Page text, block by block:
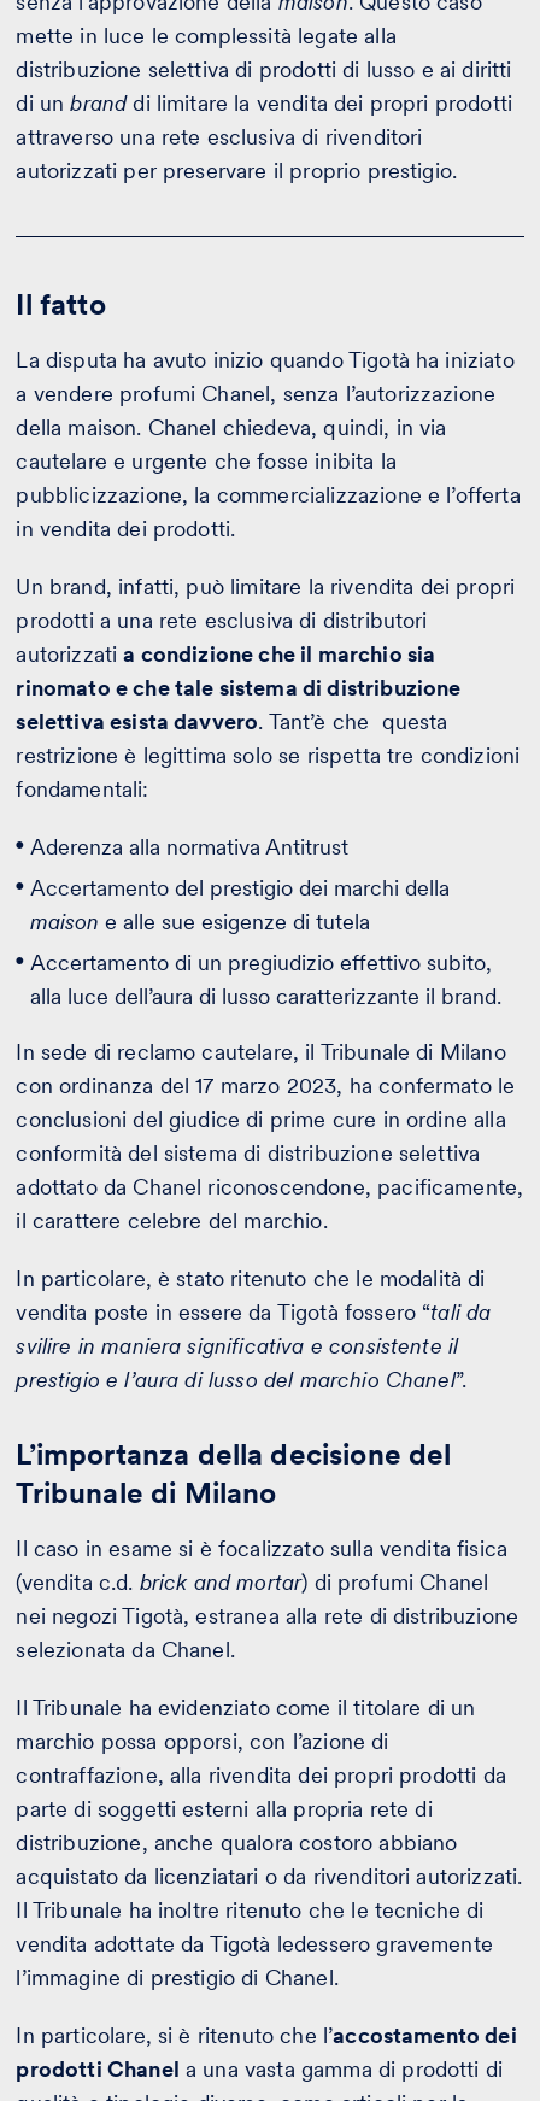
mette in luce le complessità legate alla
distribuzione selettiva di prodotti di lusso e ai diritti
di unbranddi limitare la vendita dei propri prodotti
attraverso una rete esclusiva di rivenditori
autorizzati per preservare il proprio prestigio.
Il fatto
La disputa ha avuto inizio quando Tigotà ha iniziato
a vendere profumi Chanel, senza l’autorizzazione
della maison. Chanel chiedeva, quindi, in via
cautelare e urgente che fosse inibita la
pubblicizzazione, la commercializzazione e l’offerta
in vendita dei prodotti.
Un brand, infatti, può limitare la rivendita dei propri
prodotti a una rete esclusiva di distributori
autorizzatia condizione che il marchio sia
rinomato e che tale sistema di distribuzione
selettiva esista davvero. Tant’è che questa
restrizione è legittima solo se rispetta tre condizioni
fondamentali:
Aderenza alla normativa Antitrust
Accertamento del prestigio dei marchi della
maison e alle sue esigenze di tutela
Accertamento di un pregiudizio effettivo subito,
alla luce dell’aura di lusso caratterizzante il brand.
In sede di reclamo cautelare, il Tribunale di Milano
con ordinanza del 17 marzo 2023, ha confermato le
conclusioni del giudice di prime cure in ordine alla
conformità del sistema di distribuzione selettiva
adottato da Chanel riconoscendone, pacificamente,
il carattere celebre del marchio.
In particolare, è stato ritenuto che le modalità di
vendita poste in essere da Tigotà fossero “tali da
svilire in maniera significativa e consistente il
prestigio e l’aura di lusso del marchio Chanel”.
L’importanza della decisione del
Tribunale di Milano
Il caso in esame si è focalizzato sulla vendita fisica
(vendita c.d. brick and mortar) di profumi Chanel
nei negozi Tigotà, estranea alla rete di distribuzione
selezionata da Chanel.
Il Tribunale ha evidenziato come il titolare di un
marchio possa opporsi, con l’azione di
contraffazione, alla rivendita dei propri prodotti da
parte di soggetti esterni alla propria rete di
distribuzione, anche qualora costoro abbiano
acquistato da licenziatari o da rivenditori autorizzati.
Il Tribunale ha inoltre ritenuto che le tecniche di
vendita adottate da Tigotà ledessero gravemente
l’immagine di prestigio di Chanel.
In particolare, si è ritenuto che l’accostamento dei
prodotti Chanel a una vasta gamma di prodotti di